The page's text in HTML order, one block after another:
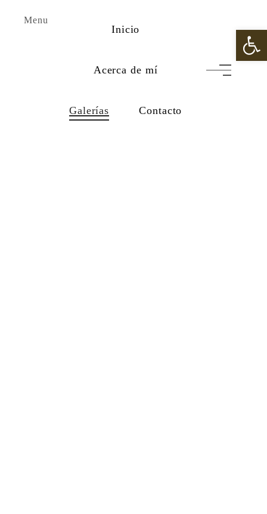
Menu
Inicio
Acerca de mí
Galerías Contacto
Abrir